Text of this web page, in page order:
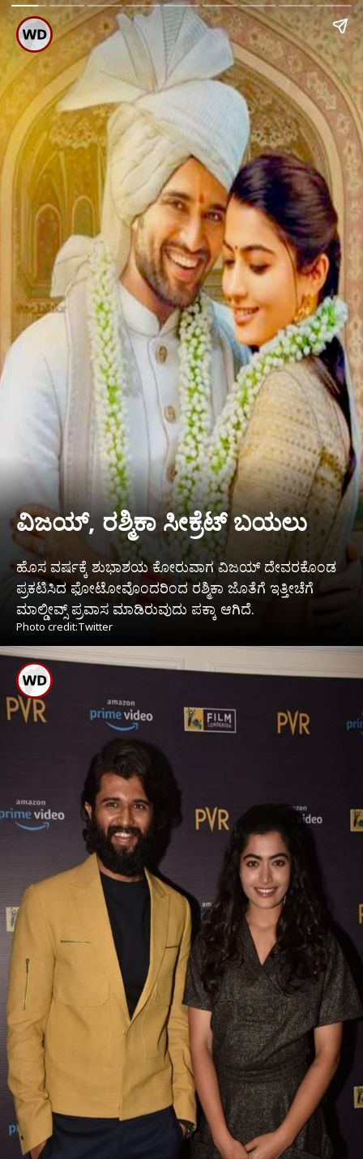
ವಿಜಯ್, ರಶ್ಮಿಕಾ ಸೀಕ್ರೆಟ್ ಬಯಲು
ಹೊಸ ವರ್ಷಕ್ಕೆ ಶುಭಾಶಯ ಕೋರುವಾಗ ವಿಜಯ್ ದೇವರಕೊಂಡ
ಪ್ರಕಟಿಸಿದ ಫೋಟೋವೊಂದರಿಂದ ರಶ್ಮಿಕಾ ಜೊತೆಗೆ ಇತ್ತೀಚೆಗೆ
ಮಾಲ್ಡೀವ್ಸ್ ಪ್ರವಾಸ ಮಾಡಿರುವುದು ಪಕ್ಕಾ ಆಗಿದೆ.
Photo credit:Twitter
ಟಾಲಿವುಡ್ ನ ಹಿಟ್ ಜೋಡಿ